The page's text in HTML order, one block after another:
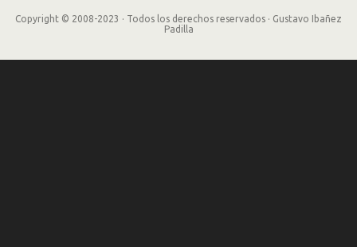
Copyright © 2008-2023 · Todos los derechos reservados · Gustavo Ibañez
Padilla